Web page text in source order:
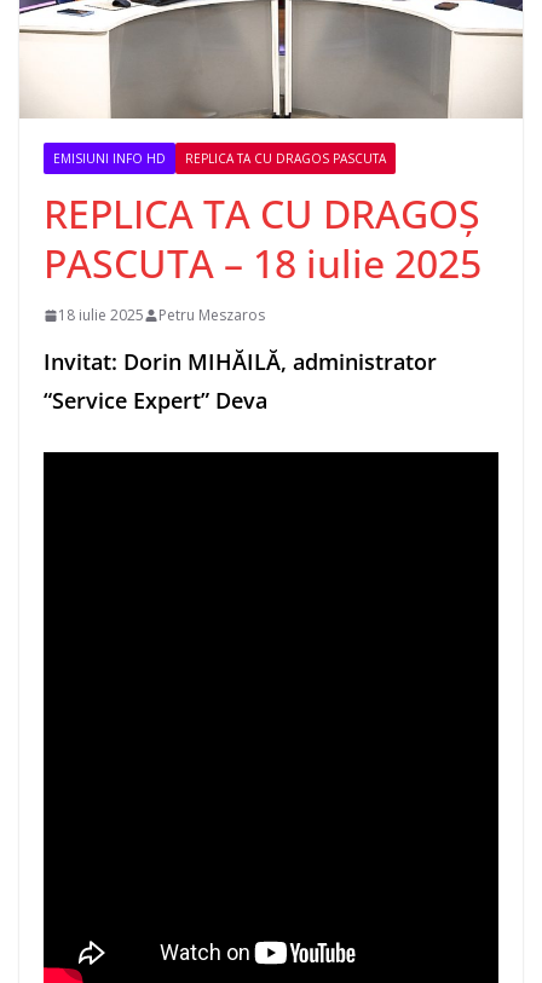
EMISIUNI INFO HD REPLICA TA CU DRAGOS PASCUTA
REPLICA TA CU DRAGOȘ
PASCUTA – 18 iulie 2025
18 iulie 2025 Petru Meszaros
Invitat: Dorin MIHĂILĂ, administrator
“Service Expert” Deva